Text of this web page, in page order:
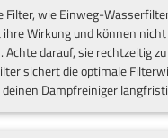
Filter, wie Einweg-
ihre Wirkung und können
Achte darauf, sie rechtzeitig
sichert die optimale
Dampfreiniger